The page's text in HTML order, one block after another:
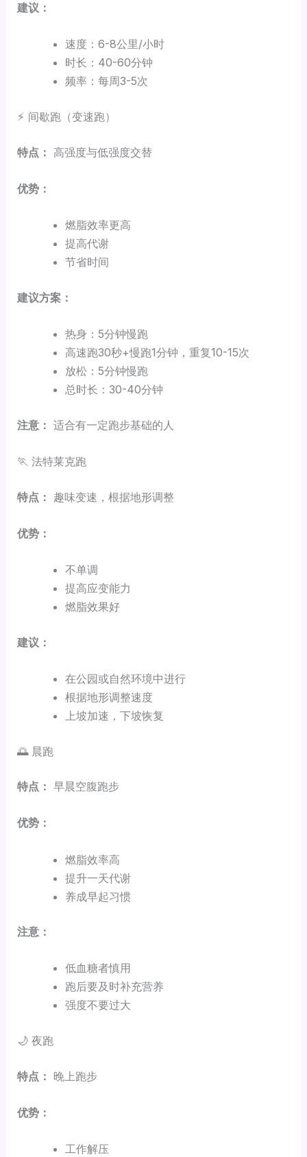
建议：
速度：6-8公里/小时
时长：40-60分钟
频率：每周3-5次
⚡ 间歇跑（变速跑）
特点： 高强度与低强度交替
优势：
燃脂效率更高
提高代谢
节省时间
建议方案：
热身：5分钟慢跑
高速跑30秒+慢跑1分钟，重复10-15次
放松：5分钟慢跑
总时长：30-40分钟
注意： 适合有一定跑步基础的人
🏃 法特莱克跑
特点： 趣味变速，根据地形调整
优势：
不单调
提高应变能力
燃脂效果好
建议：
在公园或自然环境中进行
根据地形调整速度
上坡加速，下坡恢复
🌅 晨跑
特点： 早晨空腹跑步
优势：
燃脂效率高
提升一天代谢
养成早起习惯
注意：
低血糖者慎用
跑后要及时补充营养
强度不要过大
🌙 夜跑
特点： 晚上跑步
优势：
工作解压